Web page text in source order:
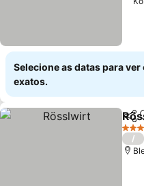
Selecione as datas para
exatos.
3
/